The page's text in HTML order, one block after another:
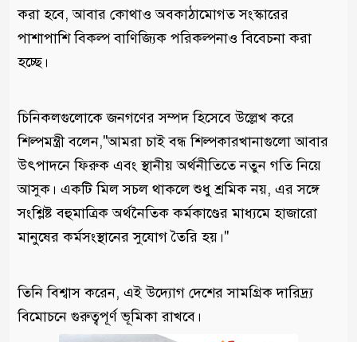
করা হবে, আবার কোথাও অবকাঠামোগত সংস্কারের
পাশাপাশি বিকল্প বাণিজ্যিক পরিকল্পনাও বিবেচনা করা
হচ্ছে।
চিনিকলগুলোকে জনগণের সম্পদ হিসেবে উল্লেখ করে
শিল্পমন্ত্রী বলেন,"আমরা চাই বন্ধ শিল্পকারখানাগুলো আবার
উৎপাদনে ফিরুক এবং স্থানীয় অর্থনীতিতে নতুন গতি নিয়ে
আসুক। একটি মিল সচল থাকলে শুধু শ্রমিক নয়, এর সঙ্গে
সংশ্লিষ্ট বহুমাত্রিক অর্থনৈতিক কর্মকাণ্ডের মাধ্যমে হাজারো
মানুষের কর্মসংস্থানের সুযোগ তৈরি হয়।"
তিনি বিশ্বাস করেন, এই উদ্যোগ দেশের সামগ্রিক দারিদ্র্য
বিমোচনে গুরুত্বপূর্ণ ভূমিকা রাখবে।